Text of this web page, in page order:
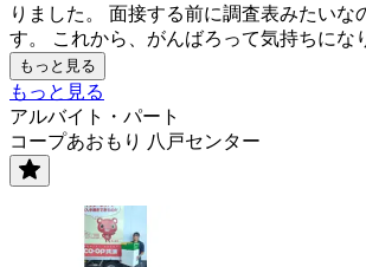
りました。 面接する前に調査表みたいな
す。 これから、がんばろって気持ちにな
もっと見る
もっと見る
アルバイト・パート
コープあおもり 八戸センター